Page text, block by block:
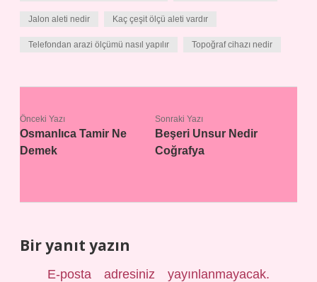
Jalon aleti nedir Kaç çeşit ölçü aleti vardır
Telefondan arazi ölçümü nasıl yapılır Topoğraf cihazı nedir
Önceki Yazı
Osmanlıca Tamir Ne
Demek
Sonraki Yazı
Beşeri Unsur Nedir
Coğrafya
Bir yanıt yazın
E-posta adresiniz yayınlanmayacak.